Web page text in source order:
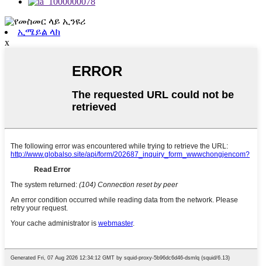
ኢሜይል ላክ
x